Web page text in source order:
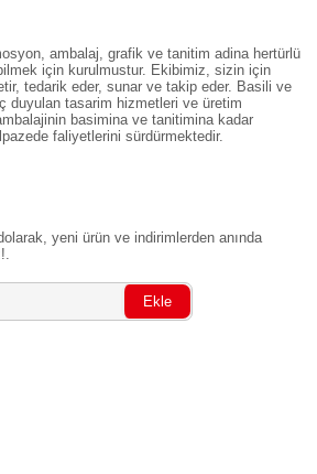
ambalaj, grafik ve tanitim adina hertürlü
için kurulmustur. Ekibimiz, sizin için
tedarik eder, sunar ve takip eder. Basili ve
duyulan tasarim hizmetleri ve üretim
basimina ve tanitimina kadar
faliyetlerini sürdürmektedir.
yeni ürün ve indirimlerden anında
Ekle